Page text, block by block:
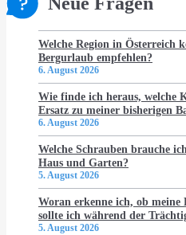
Welche Region in Österreich
Bergurlaub empfehlen?
6. August 2026
Wie finde ich heraus, welche
Ersatz zu meiner bisherigen
6. August 2026
Welche Schrauben brauche
Haus und Garten?
5. August 2026
Woran erkenne ich, ob
sollte ich während der
5. August 2026